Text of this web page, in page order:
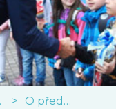
O předmětu